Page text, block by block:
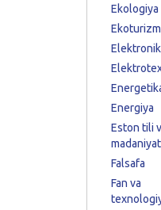
Ekologiya
Ekoturizm
Energiya
Eston tili
Falsafa
Fan va